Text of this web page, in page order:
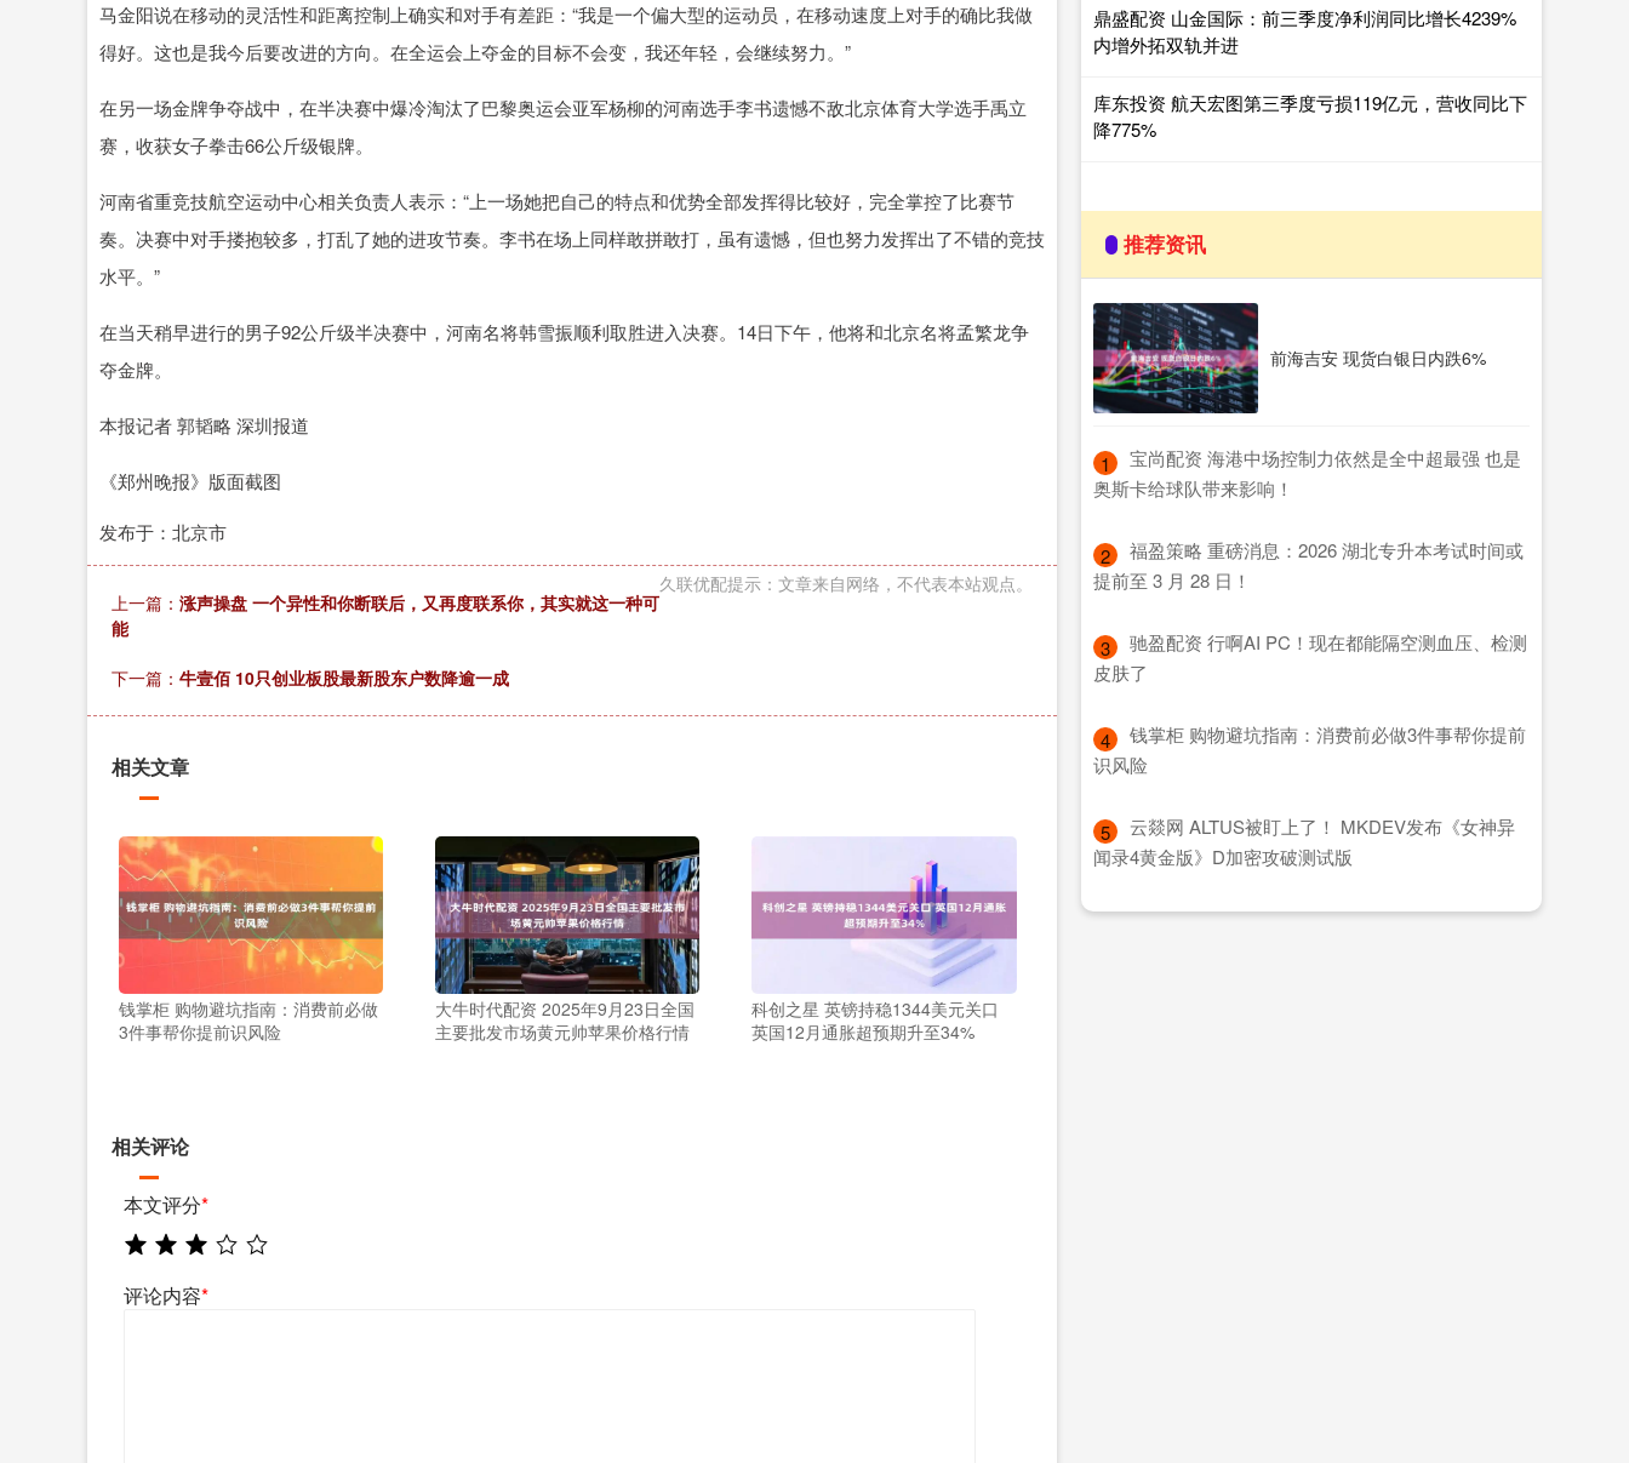
马金阳说在移动的灵活性和距离控制上确实和对手有差距：“我是一个偏大型的运动员，在移动速度上对手的确比我做
得好。这也是我今后要改进的方向。在全运会上夺金的目标不会变，我还年轻，会继续努力。”
在另一场金牌争夺战中，在半决赛中爆冷淘汰了巴黎奥运会亚军杨柳的河南选手李书遗憾不敌北京体育大学选手禹立
赛，收获女子拳击66公斤级银牌。
河南省重竞技航空运动中心相关负责人表示：“上一场她把自己的特点和优势全部发挥得比较好，完全掌控了比赛节
奏。决赛中对手搂抱较多，打乱了她的进攻节奏。李书在场上同样敢拼敢打，虽有遗憾，但也努力发挥出了不错的竞技
水平。”
在当天稍早进行的男子92公斤级半决赛中，河南名将韩雪振顺利取胜进入决赛。14日下午，他将和北京名将孟繁龙争
夺金牌。
本报记者 郭韬略 深圳报道
《郑州晚报》版面截图
发布于：北京市
久联优配提示：文章来自网络，不代表本站观点。
上一篇： 涨声操盘 一个异性和你断联后，又再度联系你，其实就这一种可
能
下一篇： 牛壹佰 10只创业板股最新股东户数降逾一成
相关文章
钱掌柜 购物避坑指南：消费前必做
3件事帮你提前识风险
大牛时代配资 2025年9月23日全国
主要批发市场黄元帅苹果价格行情
科创之星 英镑持稳1344美元关口
英国12月通胀超预期升至34%
相关评论
本文评分*
评论内容*
鼎盛配资 山金国际：前三季度净利润同比增长4239%
内增外拓双轨并进
库东投资 航天宏图第三季度亏损119亿元，营收同比下
降775%
推荐资讯
前海吉安 现货白银日内跌6%
1
​宝尚配资 海港中场控制力依然是全中超最强 也是
奥斯卡给球队带来影响！
2
​福盈策略 重磅消息：2026 湖北专升本考试时间或
提前至 3 月 28 日！
3
​驰盈配资 行啊AI PC！现在都能隔空测血压、检测
皮肤了
4
​钱掌柜 购物避坑指南：消费前必做3件事帮你提前
识风险
5
​云燚网 ALTUS被盯上了！ MKDEV发布《女神异
闻录4黄金版》D加密攻破测试版